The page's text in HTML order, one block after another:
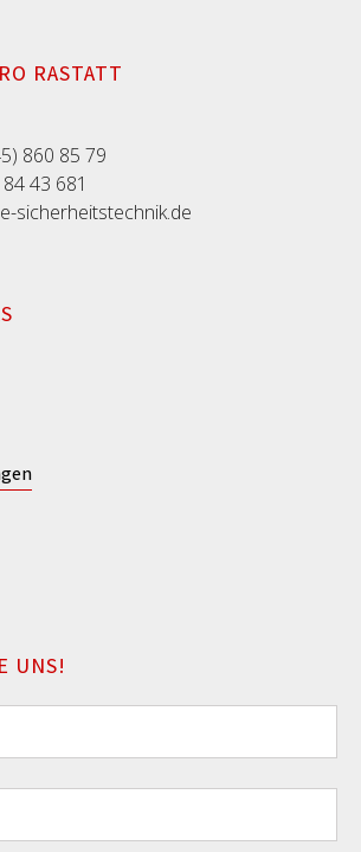
RASTATT
860 85 79
43 681
sicherheitstechnik.de
UNS!